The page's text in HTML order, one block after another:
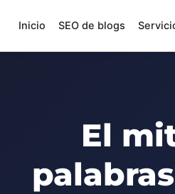
Inicio SEO de blogs
El